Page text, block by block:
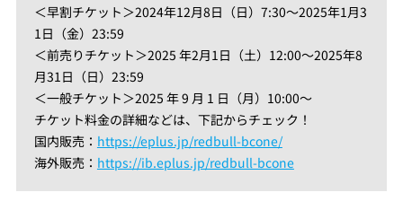
＜早割チケット＞2024年12月8日（日）7:30～2025年1月3
1日（金）23:59
＜前売りチケット＞2025 年2月1日（土）12:00～2025年8
月31日（日）23:59
＜一般チケット＞2025 年 9 月 1 日（月）10:00～
チケット料金の詳細などは、下記からチェック！
国内販売： https://eplus.jp/redbull-bcone/
海外販売： https://ib.eplus.jp/redbull-bcone